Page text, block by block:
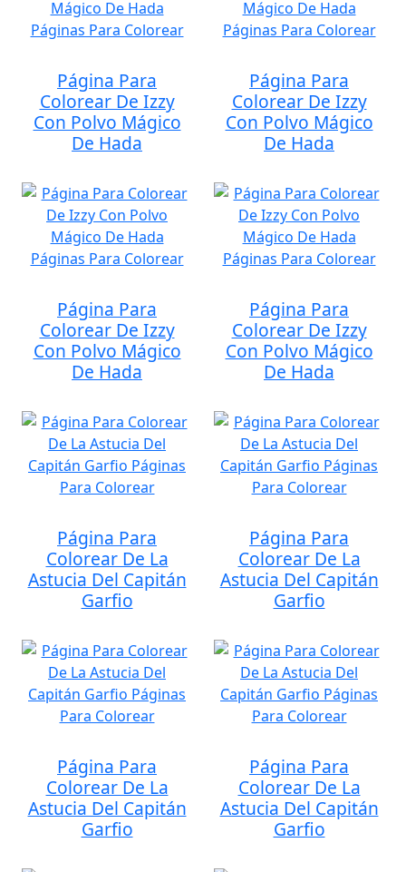
Página Para
Colorear De Izzy
Con Polvo Mágico
De Hada
Página Para
Colorear De Izzy
Con Polvo Mágico
De Hada
Página Para
Colorear De Izzy
Con Polvo Mágico
De Hada
Página Para
Colorear De Izzy
Con Polvo Mágico
De Hada
Página Para
Colorear De La
Astucia Del Capitán
Garfio
Página Para
Colorear De La
Astucia Del Capitán
Garfio
Página Para
Colorear De La
Astucia Del Capitán
Garfio
Página Para
Colorear De La
Astucia Del Capitán
Garfio